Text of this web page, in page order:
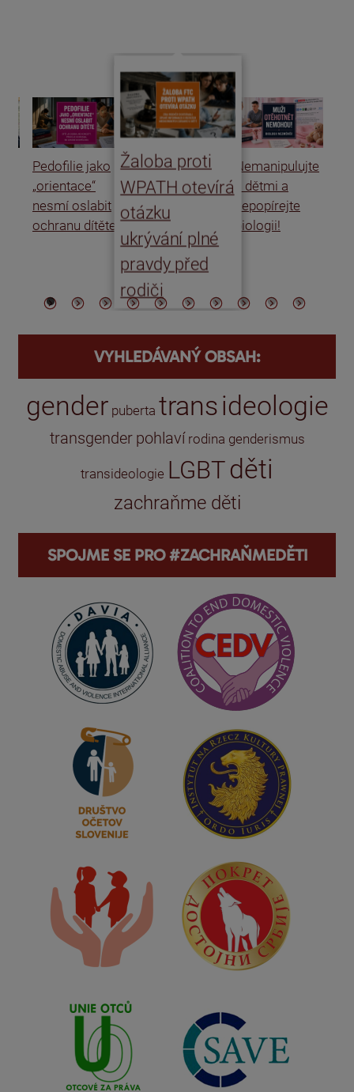
Pedofilie jako
„orientace“
nesmí oslabit
ochranu dítěte
Žaloba proti
WPATH otevírá
otázku
ukrývání plné
pravdy před
rodiči
Nemanipulujte
s dětmi a
nepopírejte
biologii!
VYHLEDÁVANÝ OBSAH:
gender puberta transideologie
transgender pohlaví rodina genderismus
transideologie LGBT děti
zachraňme děti
SPOJME SE PRO #ZACHRAŇMEDĚTI